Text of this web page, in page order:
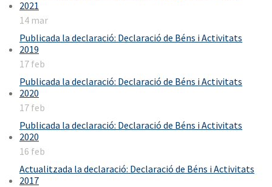
2021
14 mar
Publicada la declaració: Declaració de Béns i Activitats
2019
17 feb
Publicada la declaració: Declaració de Béns i Activitats
2020
17 feb
Publicada la declaració: Declaració de Béns i Activitats
2020
16 feb
Actualitzada la declaració: Declaració de Béns i Activitats
2017